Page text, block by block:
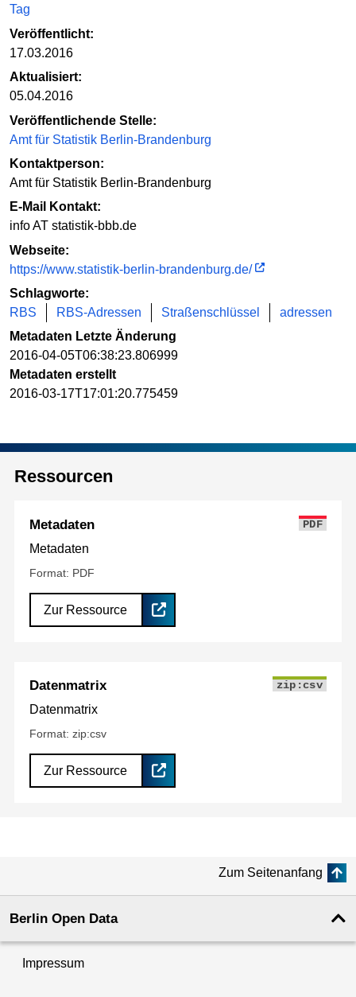
Tag
Veröffentlicht:
17.03.2016
Aktualisiert:
05.04.2016
Veröffentlichende Stelle:
Amt für Statistik Berlin-Brandenburg
Kontaktperson:
Amt für Statistik Berlin-Brandenburg
E-Mail Kontakt:
info AT statistik-bbb.de
Webseite:
https://www.statistik-berlin-brandenburg.de/
Schlagworte:
RBS
RBS-Adressen Straßenschlüssel
adressen
Metadaten Letzte Änderung
2016-04-05T06:38:23.806999
Metadaten erstellt
2016-03-17T17:01:20.775459
Ressourcen
Metadaten PDF
Metadaten
Format: PDF
Zur Ressource
Datenmatrix zip:csv
Datenmatrix
Format: zip:csv
Zur Ressource
Zum Seitenanfang
Berlin Open Data
Impressum